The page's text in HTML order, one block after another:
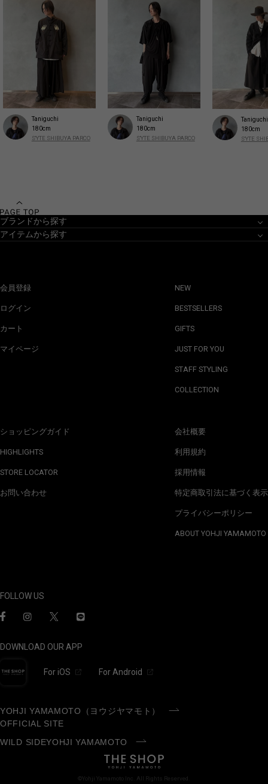
Taniguchi
180cm
S'YTE SHIBUYA PARCO
Taniguchi
180cm
S'YTE SHIBUYA PARCO
Taniguchi
180cm
S'YTE
ブランドから探す
アイテムから探す
会員登録
ログイン
カート
マイページ
ショッピングガイド
HIGHLIGHTS
STORE LOCATOR
お問い合わせ
NEW
BESTSELLERS
GIFTS
JUST FOR YOU
STAFF STYLING
COLLECTION
会社概要
利用規約
採用情報
特定商取引法に基づく表示
プライバシーポリシー
ABOUT YOHJI YAMAMOTO
FOLLOW US
DOWNLOAD OUR APP
For iOS For Android
YOHJI YAMAMOTO（ヨウジヤマモト）
OFFICIAL SITE
WILD SIDEYOHJI YAMAMOTO
©Yohji Yamamoto Inc. All Rights Reserved.